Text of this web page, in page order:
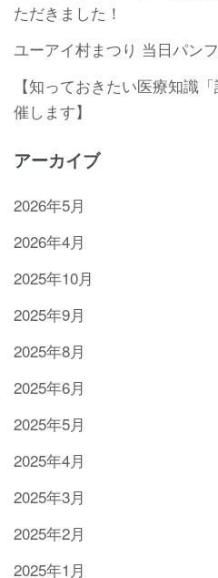
ただきました！
ユーアイ村まつり 当日パン
【知っておきたい医療知識
催します】
アーカイブ
2026年5月
2026年4月
2025年10月
2025年9月
2025年8月
2025年6月
2025年5月
2025年4月
2025年3月
2025年2月
2025年1月